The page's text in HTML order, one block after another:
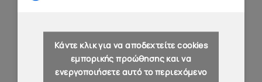
Κάντε κλικ για να αποδεχτείτε cookies
εμπορικής προώθησης και να
ενεργοποιήσετε αυτό το περιεχόμενο